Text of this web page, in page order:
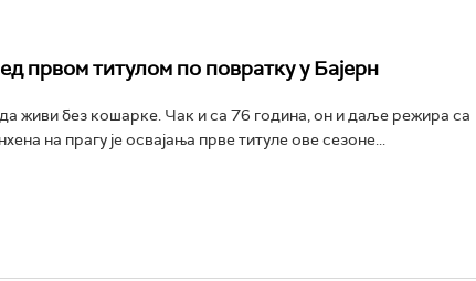
првом титулом по повратку у Бајерн
живи без кошарке. Чак и са 76 година, он и даље режира са
на прагу је освајања прве титуле ове сезоне...